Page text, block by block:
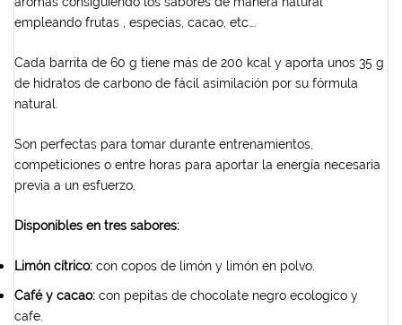
empleando frutas , especias, cacao, etc….
Cada barrita de 60 g tiene más de 200 kcal y aporta unos 35 g
de hidratos de carbono de fácil asimilación por su fórmula
natural.
Son perfectas para tomar durante entrenamientos,
competiciones o entre horas para aportar la energía necesaria
previa a un esfuerzo.
Disponibles en tres sabores:
Limón cítrico: con copos de limón y limón en polvo.
Café y cacao: con pepitas de chocolate negro ecologico y
cafe.